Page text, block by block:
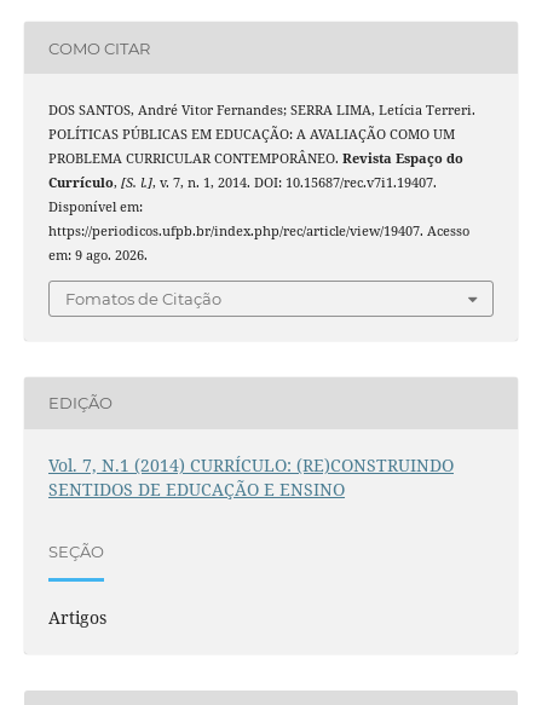
COMO CITAR
DOS SANTOS, André Vitor Fernandes; SERRA LIMA, Letícia Terreri.
POLÍTICAS PÚBLICAS EM EDUCAÇÃO: A AVALIAÇÃO COMO UM
PROBLEMA CURRICULAR CONTEMPORÂNEO. Revista Espaço do
Currículo, [S. l.], v. 7, n. 1, 2014. DOI: 10.15687/rec.v7i1.19407.
Disponível em:
https://periodicos.ufpb.br/index.php/rec/article/view/19407. Acesso
em: 9 ago. 2026.
Fomatos de Citação
EDIÇÃO
Vol. 7, N.1 (2014) CURRÍCULO: (RE)CONSTRUINDO
SENTIDOS DE EDUCAÇÃO E ENSINO
SEÇÃO
Artigos